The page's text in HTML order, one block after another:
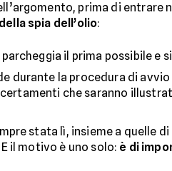
prima di
spia dell’olio:
parcheggia il prima possibile e
durante la procedura di
che saranno
stata lì, insieme a quelle
il motivo è uno solo: è di